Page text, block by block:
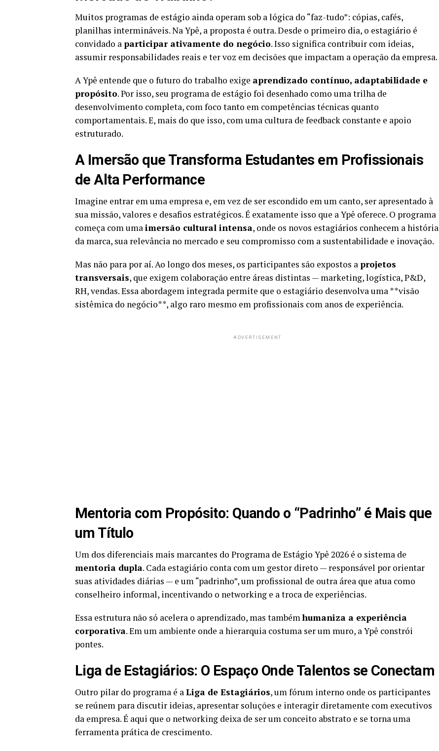
Muitos programas de estágio ainda operam sob a lógica do “faz-tudo”: cópias, cafés,
planilhas intermináveis. Na Ypê, a proposta é outra. Desde o primeiro dia, o estagiário é
convidado a participar ativamente do negócio. Isso significa contribuir com ideias,
assumir responsabilidades reais e ter voz em decisões que impactam a operação da empresa.
A Ypê entende que o futuro do trabalho exige aprendizado contínuo, adaptabilidade e
propósito. Por isso, seu programa de estágio foi desenhado como uma trilha de
desenvolvimento completa, com foco tanto em competências técnicas quanto
comportamentais. E, mais do que isso, com uma cultura de feedback constante e apoio
estruturado.
A Imersão que Transforma Estudantes em Profissionais
de Alta Performance
Imagine entrar em uma empresa e, em vez de ser escondido em um canto, ser apresentado à
sua missão, valores e desafios estratégicos. É exatamente isso que a Ypê oferece. O programa
começa com umaimersão cultural intensa, onde os novos estagiários conhecem a história
da marca, sua relevância no mercado e seu compromisso com a sustentabilidade e inovação.
Mas não para por aí. Ao longo dos meses, os participantes são expostos a projetos
transversais, que exigem colaboração entre áreas distintas — marketing, logística, P&D,
RH, vendas. Essa abordagem integrada permite que o estagiário desenvolva uma **visão
sistêmica do negócio**, algo raro mesmo em profissionais com anos de experiência.
ADVERTISEMENT
Mentoria com Propósito: Quando o “Padrinho” é Mais que
um Título
Um dos diferenciais mais marcantes do Programa de Estágio Ypê 2026 é o sistema de
mentoria dupla. Cada estagiário conta com um gestor direto — responsável por orientar
suas atividades diárias — e um “padrinho”, um profissional de outra área que atua como
conselheiro informal, incentivando o networking e a troca de experiências.
Essa estrutura não só acelera o aprendizado, mas tambémhumaniza a experiência
corporativa. Em um ambiente onde a hierarquia costuma ser um muro, a Ypê constrói
pontes.
Liga de Estagiários: O Espaço Onde Talentos se Conectam
Outro pilar do programa é aLiga de Estagiários, um fórum interno onde os participantes
se reúnem para discutir ideias, apresentar soluções e interagir diretamente com executivos
da empresa. É aqui que o networking deixa de ser um conceito abstrato e se torna uma
ferramenta prática de crescimento.